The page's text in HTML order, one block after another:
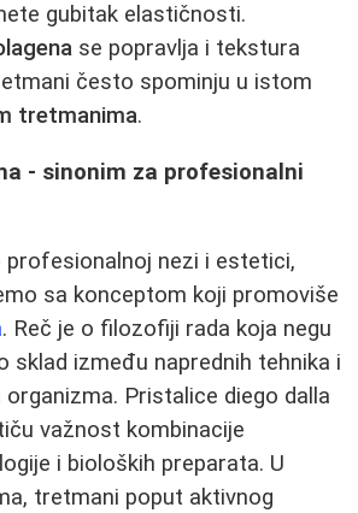
gubitak elastičnosti.
se popravlja i tekstura
često spominju u istom
tretmanima.
- sinonim za profesionalni
profesionalnoj nezi i estetici,
sa konceptom koji promoviše
. Reč je o filozofiji rada koja negu
sklad između naprednih tehnika i
Pristalice diego dalla
važnost kombinacije
i bioloških preparata. U
tretmani poput aktivnog